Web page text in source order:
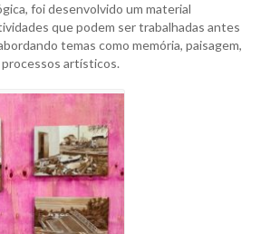
foi desenvolvido um material
que podem ser trabalhadas antes
temas como memória, paisagem,
artísticos.